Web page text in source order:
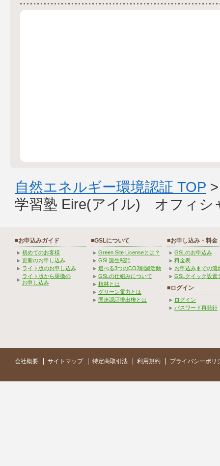
自然エネルギー環境認証 TOP
学習塾 Eire(アイル) オフィシ
■お申込みガイド
初めてのお客様
更新のお申し込み
ライト版のお申し込み
ライト版から乗換の
お申し込み
■GSLについて
Green Site Licenseとは？
GSL誕生秘話
選べる3つのCO2削減活動
GSLの仕組みについて
植林とは
グリーン電力とは
国連認証排出権とは
■お申し込み・料金
GSLのお申込み
料金表
お申込みまでの流
GSLクイック設置
■ログイン
ログイン
パスワード再発行
会社概要 サイトマップ 特定商取引法 利用規約 プライバシーポリ